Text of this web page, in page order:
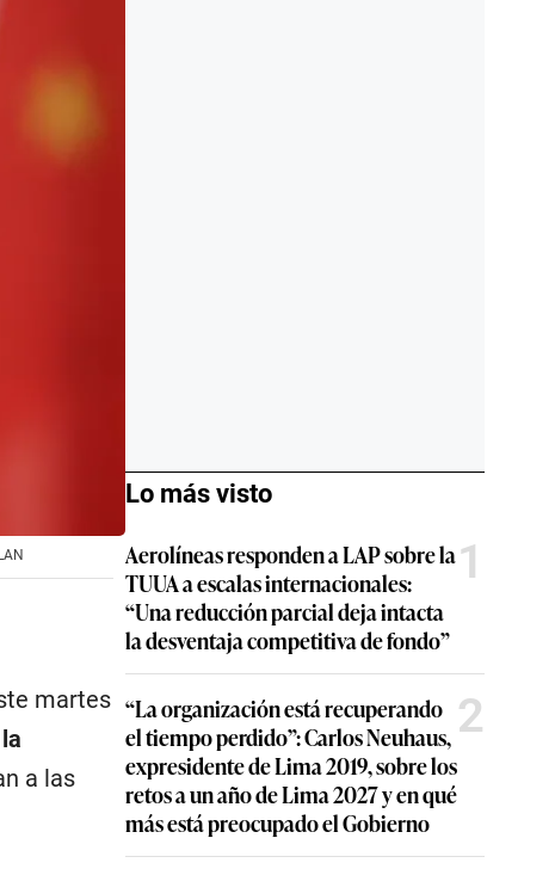
martes
a las
Lo más visto
Aerolíneas responden a LAP sobre la
TUUA a escalas internacionales:
“Una reducción parcial deja intacta
la desventaja competitiva de fondo”
1
“La organización está recuperando
el tiempo perdido”: Carlos Neuhaus,
expresidente de Lima 2019, sobre los
retos a un año de Lima 2027 y en qué
más está preocupado el Gobierno
2